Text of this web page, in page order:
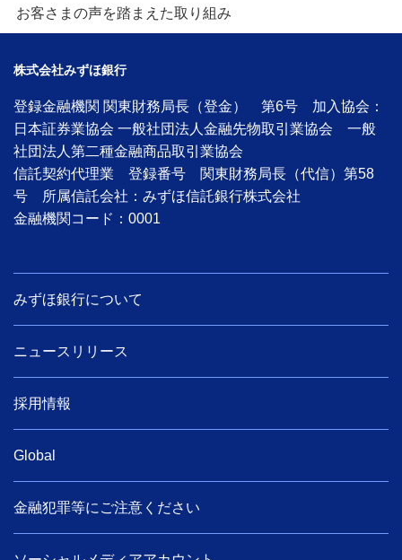
お客さまの声を踏まえた取り組み
株式会社みずほ銀行
登録金融機関 関東財務局長（登金） 第6号 加入協会：
日本証券業協会 一般社団法人金融先物取引業協会 一般
社団法人第二種金融商品取引業協会
信託契約代理業 登録番号 関東財務局長（代信）第58
号 所属信託会社：みずほ信託銀行株式会社
金融機関コード：0001
みずほ銀行について
ニュースリリース
採用情報
Global
金融犯罪等にご注意ください